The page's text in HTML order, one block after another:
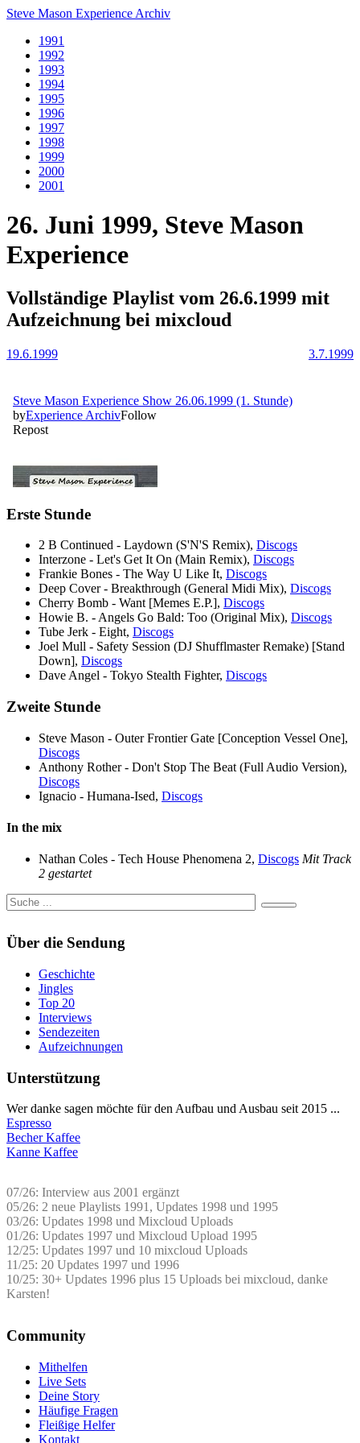
Steve Mason Experience Archiv
1991
1992
1993
1994
1995
1996
1997
1998
1999
2000
2001
26. Juni 1999, Steve Mason
Experience
Vollständige Playlist vom 26.6.1999 mit
Aufzeichnung bei mixcloud
19.6.1999 3.7.1999
Erste Stunde
2 B Continued - Laydown (S'N'S Remix), Discogs
Interzone - Let's Get It On (Main Remix), Discogs
Frankie Bones - The Way U Like It, Discogs
Deep Cover - Breakthrough (General Midi Mix), Discogs
Cherry Bomb - Want [Memes E.P.], Discogs
Howie B. - Angels Go Bald: Too (Original Mix), Discogs
Tube Jerk - Eight, Discogs
Joel Mull - Safety Session (DJ Shufflmaster Remake) [Stand
Down], Discogs
Dave Angel - Tokyo Stealth Fighter, Discogs
Zweite Stunde
Steve Mason - Outer Frontier Gate [Conception Vessel One],
Discogs
Anthony Rother - Don't Stop The Beat (Full Audio Version),
Discogs
Ignacio - Humana-Ised, Discogs
In the mix
Nathan Coles - Tech House Phenomena 2, Discogs Mit Track
2 gestartet
Über die Sendung
Geschichte
Jingles
Top 20
Interviews
Sendezeiten
Aufzeichnungen
Unterstützung
Wer danke sagen möchte für den Aufbau und Ausbau seit 2015 ...
Espresso
Becher Kaffee
Kanne Kaffee
07/26: Interview aus 2001 ergänzt
05/26: 2 neue Playlists 1991, Updates 1998 und 1995
03/26: Updates 1998 und Mixcloud Uploads
01/26: Updates 1997 und Mixcloud Upload 1995
12/25: Updates 1997 und 10 mixcloud Uploads
11/25: 20 Updates 1997 und 1996
10/25: 30+ Updates 1996 plus 15 Uploads bei mixcloud, danke
Karsten!
Community
Mithelfen
Live Sets
Deine Story
Häufige Fragen
Fleißige Helfer
Kontakt